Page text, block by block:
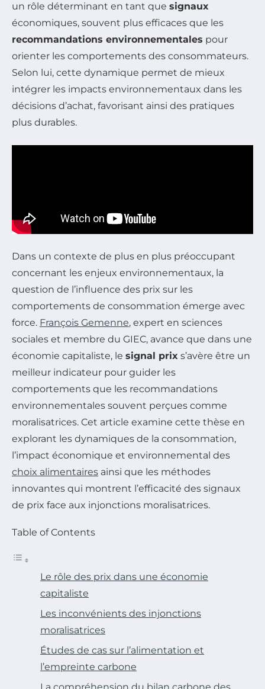
un rôle déterminant en tant que signaux
économiques, souvent plus efficaces que les
recommandations environnementales pour
orienter les comportements des consommateurs.
Selon lui, cette dynamique permet de mieux
intégrer les impacts environnementaux dans les
décisions d’achat, favorisant ainsi des pratiques
plus durables.
Dans un contexte de plus en plus préoccupant
concernant les enjeux environnementaux, la
question de l’influence des prix sur les
comportements de consommation émerge avec
force. François Gemenne, expert en sciences
sociales et membre du GIEC, avance que dans une
économie capitaliste, le signal prix s’avère être un
meilleur indicateur pour guider les
comportements que les recommandations
environnementales souvent perçues comme
moralisatrices. Cet article examine cette thèse en
explorant les dynamiques de la consommation,
l’impact économique et environnemental des
choix alimentaires ainsi que les méthodes
innovantes qui montrent l’efficacité des signaux
de prix face aux injonctions moralisatrices.
Table of Contents
Le rôle des prix dans une économie
capitaliste
Les inconvénients des injonctions
moralisatrices
Études de cas sur l’alimentation et
l’empreinte carbone